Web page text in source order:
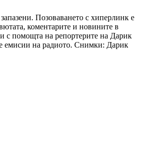
Позоваването с хиперлинк е
коментарите и новините в
с помощта на репортерите на Дарик
емисии на радиото. Снимки: Дарик